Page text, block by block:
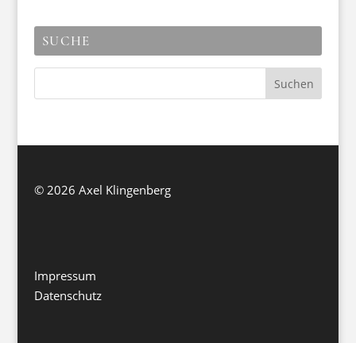
SUCHE
© 2026 Axel Klingenberg
Impressum
Datenschutz